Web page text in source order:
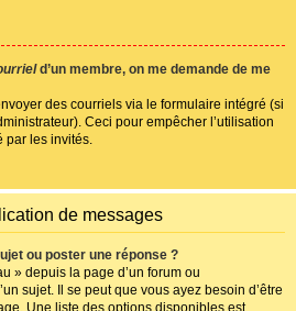
d’un membre, on me demande de me
des courriels via le formulaire intégré (si
Ceci pour empêcher l’utilisation
les invités.
de messages
ou poster une réponse ?
» depuis la page d’un forum ou
sujet. Il se peut que vous ayez besoin d’être
Une liste des options disponibles est